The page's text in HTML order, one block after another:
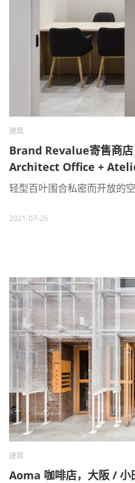
建筑
Brand Revalue寄售商
Architect Office +
轻型百叶围合私密而开放的
2021-07-26
建筑
Aoma 咖啡店，大阪 / 小